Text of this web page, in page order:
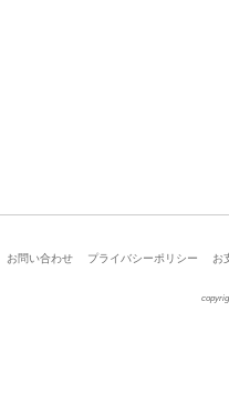
お問い合わせ プライバシーポリシー お